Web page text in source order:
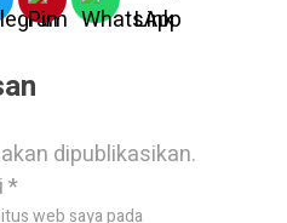
dipublikasikan.
*
web saya pada